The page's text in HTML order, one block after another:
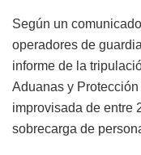
Según un
operadores de
informe de la
Aduanas y
improvisada de entre
sobrecarga de